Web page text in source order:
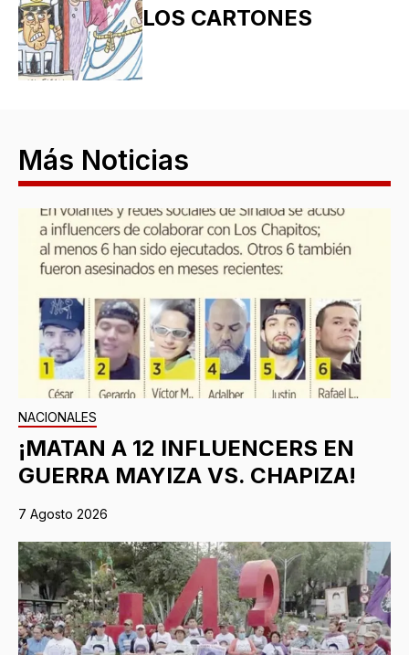
LOS CARTONES
Más Noticias
NACIONALES
¡MATAN A 12 INFLUENCERS EN
GUERRA MAYIZA VS. CHAPIZA!
7 Agosto 2026